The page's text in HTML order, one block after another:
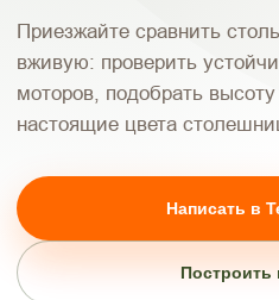
Приезжайте сравнить
вживую: проверить
моторов, подобрать
настоящие цвета
Написать в
Построить